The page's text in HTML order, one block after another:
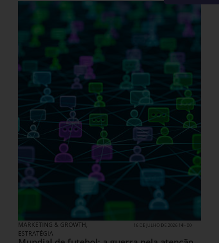
MARKETING & GROWTH,
ESTRATÉGIA
16 DE JULHO DE 2026 14H00